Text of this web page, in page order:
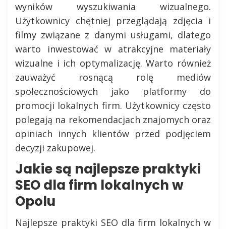
wyników wyszukiwania wizualnego.
Użytkownicy chętniej przeglądają zdjęcia i
filmy związane z danymi usługami, dlatego
warto inwestować w atrakcyjne materiały
wizualne i ich optymalizację. Warto również
zauważyć rosnącą rolę mediów
społecznościowych jako platformy do
promocji lokalnych firm. Użytkownicy często
polegają na rekomendacjach znajomych oraz
opiniach innych klientów przed podjęciem
decyzji zakupowej.
Jakie są najlepsze praktyki
SEO dla firm lokalnych w
Opolu
Najlepsze praktyki SEO dla firm lokalnych w